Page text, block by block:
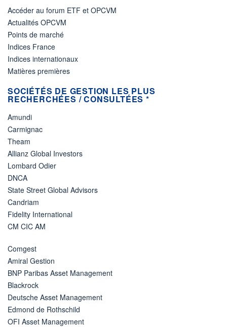
Accéder au forum ETF et OPCVM
Actualités OPCVM
Points de marché
Indices France
Indices internationaux
Matières premières
SOCIÉTÉS DE GESTION LES PLUS
RECHERCHÉES / CONSULTÉES *
Amundi
Carmignac
Theam
Allianz Global Investors
Lombard Odier
DNCA
State Street Global Advisors
Candriam
Fidelity International
CM CIC AM
Comgest
Amiral Gestion
BNP Paribas Asset Management
Blackrock
Deutsche Asset Management
Edmond de Rothschild
OFI Asset Management